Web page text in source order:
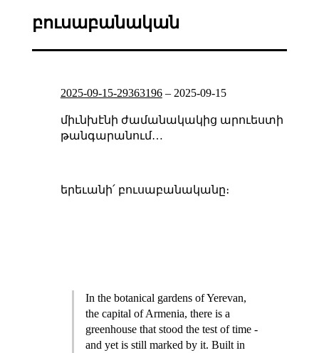
բուսաբանական
2025-09-15-29363196– 2025-09-15
միւնխէնի ժամանակակից արուեստի
թանգարանում…
երեւանի՛ բուսաբանականը։
In the botanical gardens of Yerevan,
the capital of Armenia, there is a
greenhouse that stood the test of time -
and yet is still marked by it. Built in